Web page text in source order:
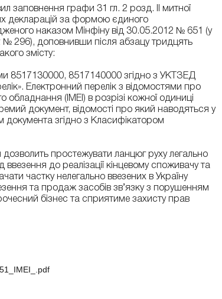
заповнення графи 31 гл. 2 розд. ІІ митної
декларацій за формою єдиного
наказом Мінфіну від 30.05.2012 № 651 (у
№ 296), доповнивши після абзацу тридцять
змісту:
8517130000, 8517140000 згідно з УКТЗЕД
Електронний перелік з відомостями про
обладнання (IMEI) в розрізі кожної одиниці
документ, відомості про який наводяться у
документа згідно з Класифікатором
простежувати ланцюг руху легально
ввезення до реалізації кінцевому споживачу та
частку нелегально ввезених в Україну
та продаж засобів зв’язку з порушенням
бізнес та сприятиме захисту прав